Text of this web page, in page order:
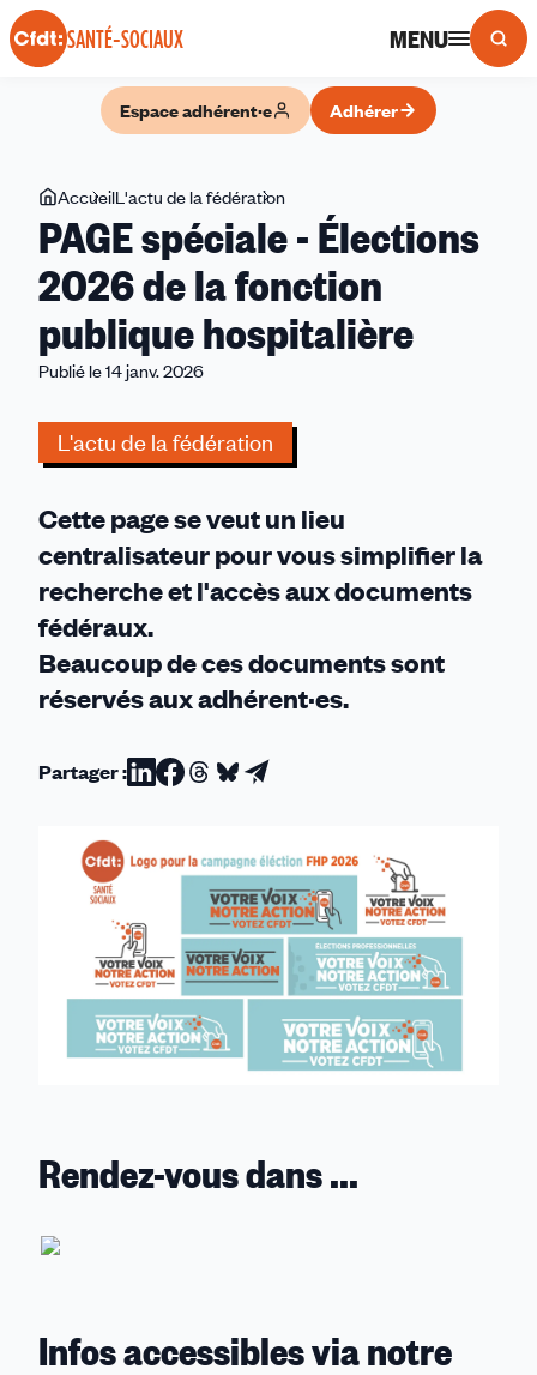
Panneau de gestion des cookies
SANTÉ-SOCIAUX MENU
Espace adhérent·e Adhérer
Vous
êtes
ici
AccueilL'actu de la fédération
PAGE
spéciale
Élections
2026
de
hospitalière
PAGE spéciale - Élections
2026 de la fonction
publique hospitalière
Publié le 14 janv. 2026
L'actu de la fédération
Cette page se veut un lieu
centralisateur pour vous simplifier la
recherche et l'accès aux documents
fédéraux.
Beaucoup de ces documents sont
réservés aux adhérent·es.
Partager :Partager
Linkedin
Partager
Facebook
Partager
Threads
Partager
Bluesky
Partager
email
Rendez-vous dans ...
Infos accessibles via notre